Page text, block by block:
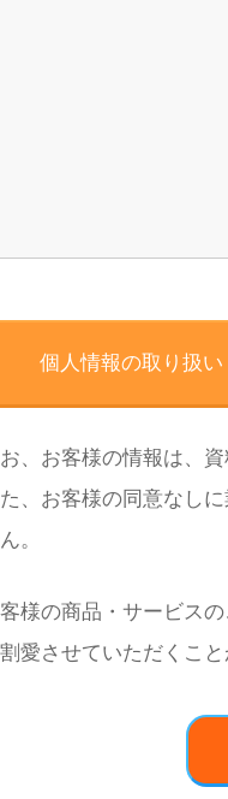
個人情報の取り扱い
、お客様の情報は、
、お客様の同意なし
。
様の商品・サービス
愛させていただくこ